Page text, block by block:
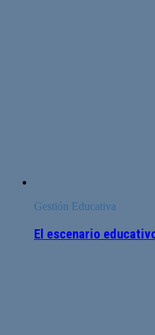
Gestión Educativa
El escenario